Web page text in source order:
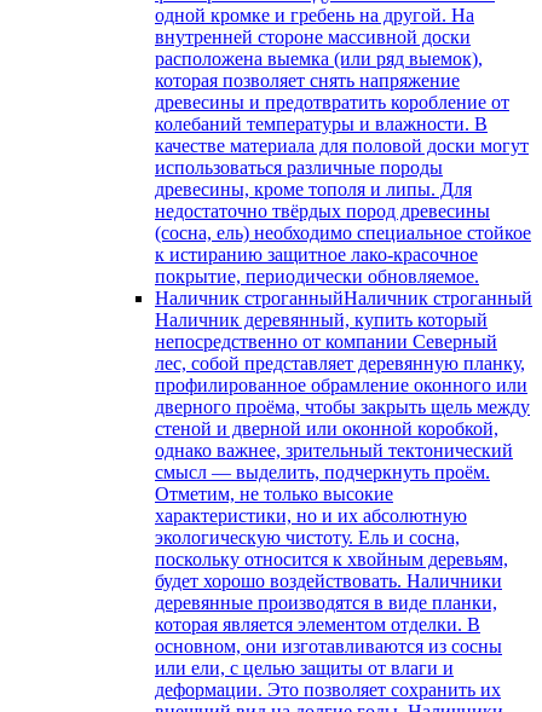
одной кромке и гребень на другой. На
внутренней стороне массивной доски
расположена выемка (или ряд выемок),
которая позволяет снять напряжение
древесины и предотвратить коробление от
колебаний температуры и влажности. В
качестве материала для половой доски могут
использоваться различные породы
древесины, кроме тополя и липы. Для
недостаточно твёрдых пород древесины
(сосна, ель) необходимо специальное стойкое
к истиранию защитное лако-красочное
покрытие, периодически обновляемое.
Наличник строганныйНаличник строганный
Наличник деревянный, купить который
непосредственно от компании Северный
лес, собой представляет деревянную планку,
профилированное обрамление оконного или
дверного проёма, чтобы закрыть щель между
стеной и дверной или оконной коробкой,
однако важнее, зрительный тектонический
смысл — выделить, подчеркнуть проём.
Отметим, не только высокие
характеристики, но и их абсолютную
экологическую чистоту. Ель и сосна,
поскольку относится к хвойным деревьям,
будет хорошо воздействовать. Наличники
деревянные производятся в виде планки,
которая является элементом отделки. В
основном, они изготавливаются из сосны
или ели, с целью защиты от влаги и
деформации. Это позволяет сохранить их